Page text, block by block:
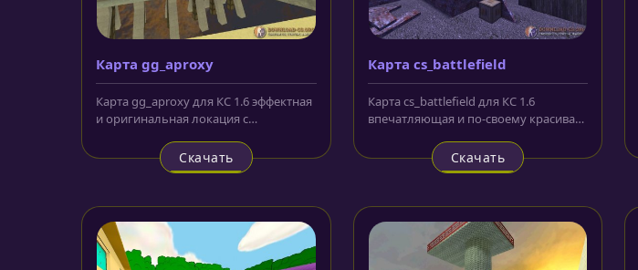
Карта gg_aproxy
Карта gg_aproxy для КС 1.6 эффектная
и оригинальная локация с
достаточно...
Скачать
Карта cs_battlefield
Карта cs_battlefield для КС 1.6
впечатляющая и по-своему красивая
Скачать